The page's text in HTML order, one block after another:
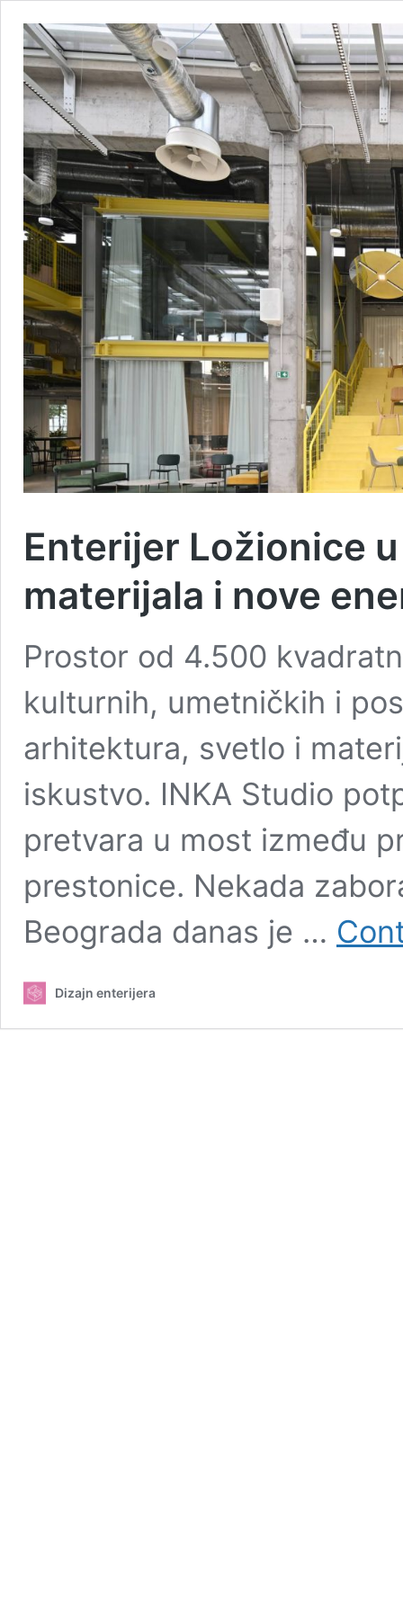
Enterijer Ložionice
materijala i nove
Prostor od 4.500
kulturnih, umetničkih i
arhitektura, svetlo i
iskustvo. INKA Studio
pretvara u most između
prestonice. Nekada
Beograda danas je …
Dizajn enterijera